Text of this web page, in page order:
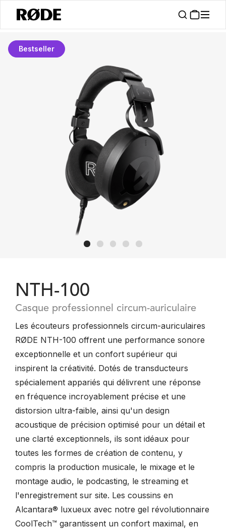
Bestseller
NTH-100
Casque professionnel circum-auriculaire
Les écouteurs professionnels circum-auriculaires
RØDE NTH-100 offrent une performance sonore
exceptionnelle et un confort supérieur qui
inspirent la créativité. Dotés de transducteurs
spécialement appariés qui délivrent une réponse
en fréquence incroyablement précise et une
distorsion ultra-faible, ainsi qu'un design
acoustique de précision optimisé pour un détail et
une clarté exceptionnels, ils sont idéaux pour
toutes les formes de création de contenu, y
compris la production musicale, le mixage et le
montage audio, le podcasting, le streaming et
l'enregistrement sur site. Les coussins en
Alcantara® luxueux avec notre gel révolutionnaire
CoolTech™ garantissent un confort maximal, en